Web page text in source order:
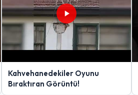
Kahvehanedekiler Oyunu
Bıraktıran Görüntü!